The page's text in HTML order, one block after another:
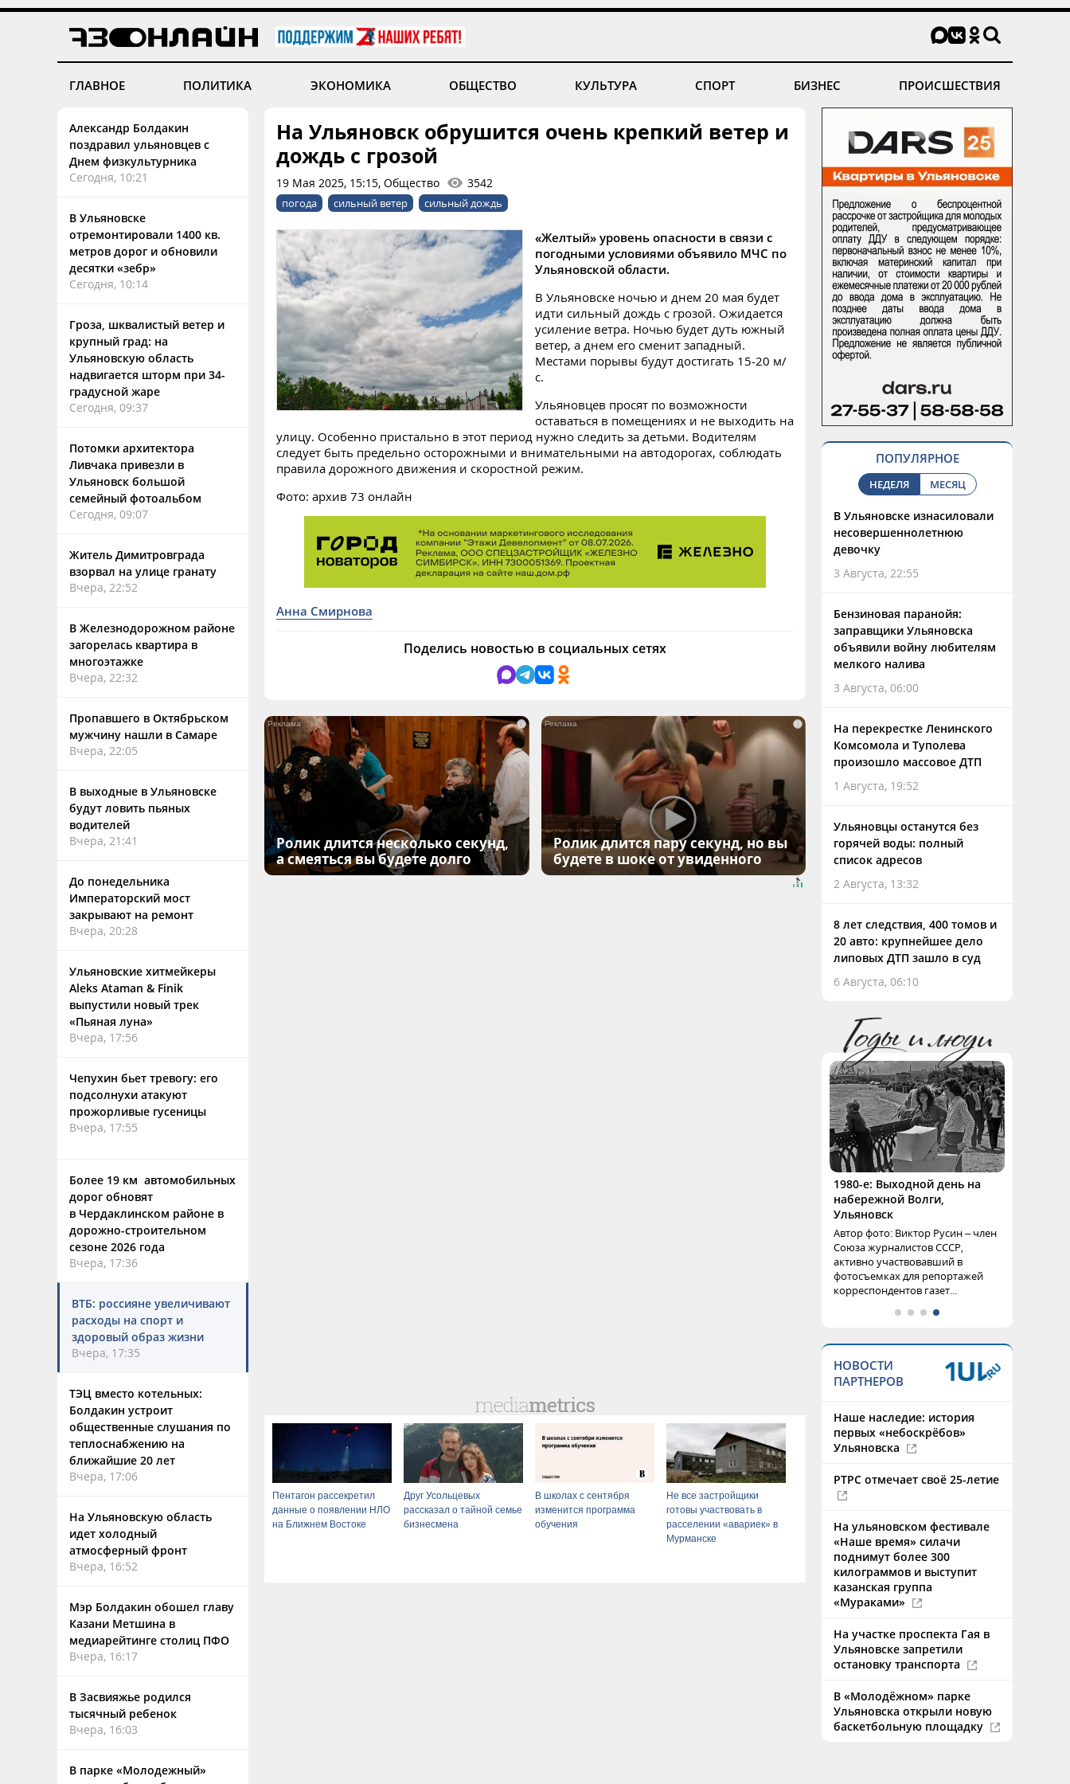
ГЛАВНОЕ ПОЛИТИКА ЭКОНОМИКА ОБЩЕСТВО КУЛЬТУРА СПОРТ БИЗНЕС ПРОИСШЕСТВИЯ
Александр Болдакин
поздравил ульяновцев с
Днем физкультурника
Сегодня, 10:21
В Ульяновске
отремонтировали 1400 кв.
метров дорог и обновили
десятки «зебр»
Сегодня, 10:14
Гроза, шквалистый ветер и
крупный град: на
Ульяновскую область
надвигается шторм при 34-
градусной жаре
Сегодня, 09:37
Потомки архитектора
Ливчака привезли в
Ульяновск большой
семейный фотоальбом
Сегодня, 09:07
Житель Димитровграда
взорвал на улице гранату
Вчера, 22:52
В Железнодорожном районе
загорелась квартира в
многоэтажке
Вчера, 22:32
Пропавшего в Октябрьском
мужчину нашли в Самаре
Вчера, 22:05
В выходные в Ульяновске
будут ловить пьяных
водителей
Вчера, 21:41
До понедельника
Императорский мост
закрывают на ремонт
Вчера, 20:28
Ульяновские хитмейкеры
Aleks Ataman & Finik
выпустили новый трек
«Пьяная луна»
Вчера, 17:56
Чепухин бьет тревогу: его
подсолнухи атакуют
прожорливые гусеницы
Вчера, 17:55
Более 19 км автомобильных
дорог обновят
в Чердаклинском районе в
дорожно-строительном
сезоне 2026 года
Вчера, 17:36
ВТБ: россияне увеличивают
расходы на спорт и
здоровый образ жизни
Вчера, 17:35
ТЭЦ вместо котельных:
Болдакин устроит
общественные слушания по
теплоснабжению на
ближайшие 20 лет
Вчера, 17:06
На Ульяновскую область
идет холодный
атмосферный фронт
Вчера, 16:52
Мэр Болдакин обошел главу
Казани Метшина в
медиарейтинге столиц ПФО
Вчера, 16:17
В Засвияжье родился
тысячный ребенок
Вчера, 16:03
В парке «Молодежный»
На Ульяновск обрушится очень крепкий ветер и
дождь с грозой
19 Мая 2025, 15:15, Общество 3542
погода сильный ветер сильный дождь
«Желтый» уровень опасности в связи с
погодными условиями объявило МЧС по
Ульяновской области.
В Ульяновске ночью и днем 20 мая будет
идти сильный дождь с грозой. Ожидается
усиление ветра. Ночью будет дуть южный
ветер, а днем его сменит западный.
Местами порывы будут достигать 15-20 м/
с.
Ульяновцев просят по возможности
оставаться в помещениях и не выходить на
улицу. Особенно пристально в этот период нужно следить за детьми. Водителям
следует быть предельно осторожными и внимательными на автодорогах, соблюдать
правила дорожного движения и скоростной режим.
Фото: архив 73 онлайн
Анна Смирнова
Поделись новостью в социальных сетях
i
Ролик длится несколько секунд,
а смеяться вы будете долго
i
Ролик длится пару секунд, но вы
будете в шоке от увиденного
Пентагон рассекретил
данные о появлении НЛО
на Ближнем Востоке
Друг Усольцевых
рассказал о тайной семье
бизнесмена
В школах с сентября
изменится программа
обучения
Не все застройщики
готовы участвовать в
расселении «авариек» в
Мурманске
ПОПУЛЯРНОЕ
НЕДЕЛЯ МЕСЯЦ
В Ульяновске изнасиловали
несовершеннолетнюю
девочку
3 Августа, 22:55
Бензиновая паранойя:
заправщики Ульяновска
объявили войну любителям
мелкого налива
3 Августа, 06:00
На перекрестке Ленинского
Комсомола и Туполева
произошло массовое ДТП
1 Августа, 19:52
Ульяновцы останутся без
горячей воды: полный
список адресов
2 Августа, 13:32
8 лет следствия, 400 томов и
20 авто: крупнейшее дело
липовых ДТП зашло в суд
6 Августа, 06:10
1980-е: Выходной день на
набережной Волги,
Ульяновск
Автор фото: Виктор Русин – член
Союза журналистов СССР,
активно участвовавший в
фотосъемках для репортажей
корреспондентов газет...
НОВОСТИ
ПАРТНЕРОВ
Наше наследие: история
первых «небоскрёбов»
Ульяновска
РТРС отмечает своё 25-летие
На ульяновском фестивале
«Наше время» силачи
поднимут более 300
килограммов и выступит
казанская группа
«Мураками»
На участке проспекта Гая в
Ульяновске запретили
остановку транспорта
В «Молодёжном» парке
Ульяновска открыли новую
баскетбольную площадку